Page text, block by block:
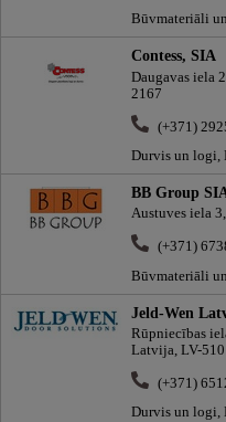
Būvmateriāli
Contess, SIA
Daugavas iela
2167
(+371)
Durvis un logi,
BB Group
Austuves iela
(+371)
Būvmateriāli
Jeld-Wen
Rūpniecības
Latvija, LV-
(+371)
Durvis un logi,